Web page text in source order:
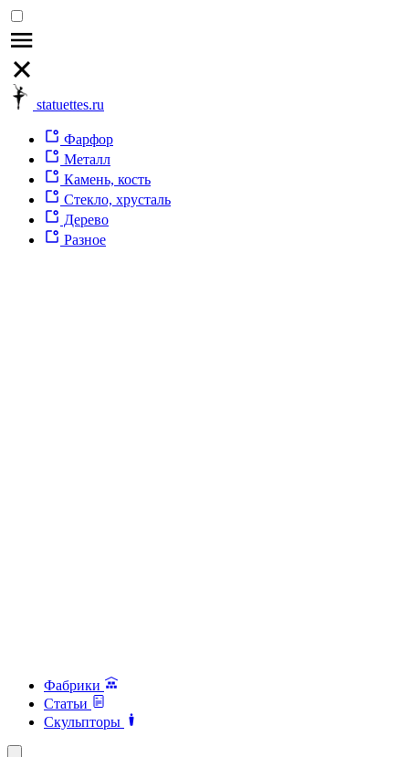
statuettes.ru
Фарфор
Металл
Камень, кость
Стекло, хрусталь
Дерево
Разное
Фабрики
Статьи
Скульпторы